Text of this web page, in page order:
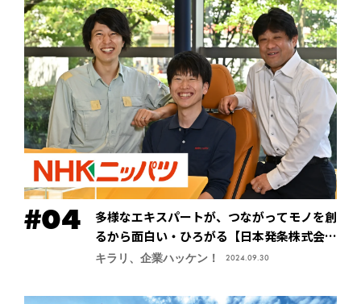
多様なエキスパートが、つながってモノを創
るから面白い・ひろがる【日本発条株式会社
（ニッパツ）】
キラリ、企業ハッケン！ 2024.09.30